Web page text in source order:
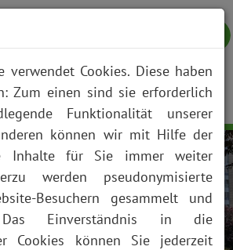
KONTAKT ANFAHRT JOBS SUCHE
verwendet Cookies. Diese haben
Zum einen sind sie erforderlich
Funktionalität unserer
können wir mit Hilfe der
Inhalte für Sie immer weiter
werden pseudonymisierte
Besuchern gesammelt und
Das Einverständnis in die
Cookies können Sie jederzeit